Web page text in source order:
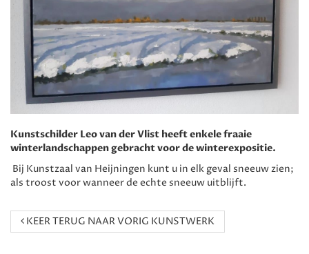
Kunstschilder Leo van der Vlist heeft enkele fraaie
winterlandschappen gebracht voor de winterexpositie.
Bij Kunstzaal van Heijningen kunt u in elk geval sneeuw zien;
als troost voor wanneer de echte sneeuw uitblijft.
KEER TERUG NAAR VORIG KUNSTWERK